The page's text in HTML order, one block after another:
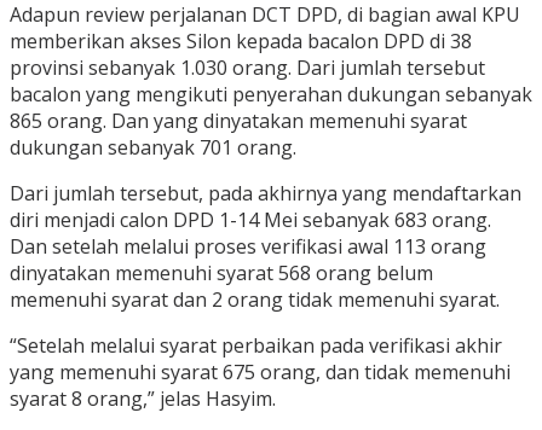
Adapun review perjalanan DCT DPD, di bagian awal KPU
memberikan akses Silon kepada bacalon DPD di 38
provinsi sebanyak 1.030 orang. Dari jumlah tersebut
bacalon yang mengikuti penyerahan dukungan sebanyak
865 orang. Dan yang dinyatakan memenuhi syarat
dukungan sebanyak 701 orang.
Dari jumlah tersebut, pada akhirnya yang mendaftarkan
diri menjadi calon DPD 1-14 Mei sebanyak 683 orang.
Dan setelah melalui proses verifikasi awal 113 orang
dinyatakan memenuhi syarat 568 orang belum
memenuhi syarat dan 2 orang tidak memenuhi syarat.
“Setelah melalui syarat perbaikan pada verifikasi akhir
yang memenuhi syarat 675 orang, dan tidak memenuhi
syarat 8 orang,” jelas Hasyim.